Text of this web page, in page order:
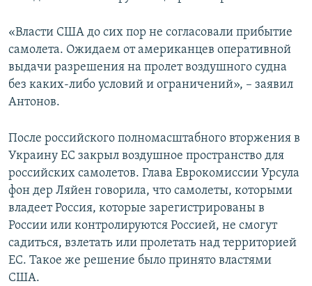
«Власти США до сих пор не согласовали прибытие
самолета. Ожидаем от американцев оперативной
выдачи разрешения на пролет воздушного судна
без каких-либо условий и ограничений», – заявил
Антонов.
После российского полномасштабного вторжения в
Украину ЕС закрыл воздушное пространство для
российских самолетов. Глава Еврокомиссии Урсула
фон дер Ляйен говорила, что самолеты, которыми
владеет Россия, которые зарегистрированы в
России или контролируются Россией, не смогут
садиться, взлетать или пролетать над территорией
ЕС. Такое же решение было принято властями
США.